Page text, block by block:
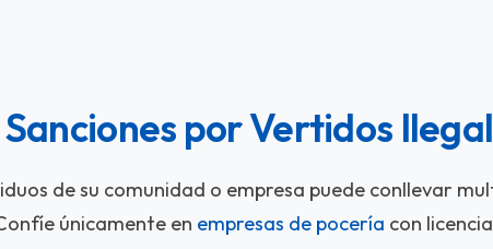
por Vertidos
de su comunidad o empresa puede conllevar
únicamente en empresas de pocería con